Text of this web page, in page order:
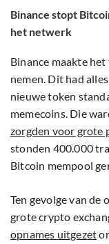
Binance stopt
het netwerk
Binance maakte
nemen. Dit had
nieuwe token
memecoins. Die
zorgden voor grote
stonden 400.000
Bitcoin mempool
Ten gevolge van
grote crypto
opnames uitgezet